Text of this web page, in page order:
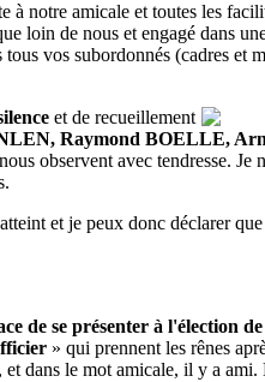
notre amicale et toutes les
de nous et engagé dans
vos subordonnés (cadres et
et de recueillement
Raymond BOELLE,
observent avec tendresse.
et je peux donc déclarer
de se présenter à l'élection
» qui prennent les rênes
dans le mot amicale, il y a